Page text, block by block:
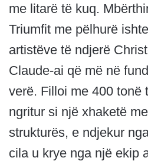
me litarë të kuq.
Triumfit me pëlhurë
artistëve të ndjerë
Claude-ai që më në
verë. Filloi me 400 tonë
ngritur si një xhaketë
strukturës, e ndjekur
cila u krye nga një ekip